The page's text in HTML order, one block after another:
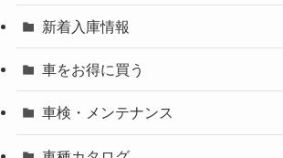
新着入庫情報
車をお得に買う
車検・メンテナンス